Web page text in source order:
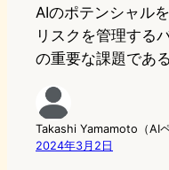
AIのポテンシャル
リスクを管理する
の重要な課題であ
Takashi Yamamoto（AIペ
2024年3月2日